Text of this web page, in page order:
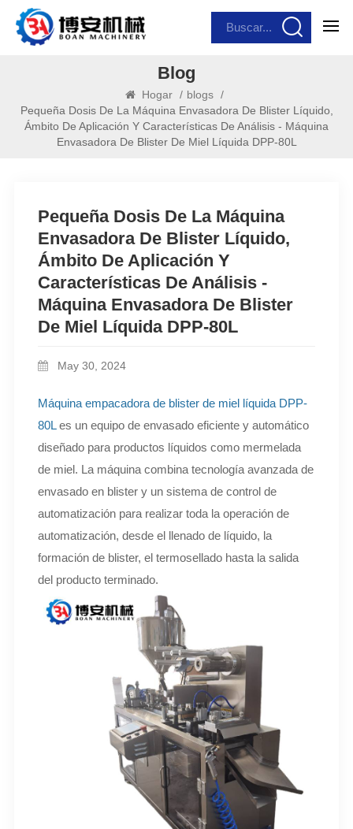
Blog
Hogar / blogs /
Pequeña Dosis De La Máquina Envasadora De Blister Líquido,
Ámbito De Aplicación Y Características De Análisis - Máquina
Envasadora De Blister De Miel Líquida DPP-80L
Pequeña Dosis De La Máquina
Envasadora De Blister Líquido,
Ámbito De Aplicación Y
Características De Análisis -
Máquina Envasadora De Blister
De Miel Líquida DPP-80L
May 30, 2024
Máquina empacadora de blister de miel líquida DPP-
80Les un equipo de envasado eficiente y automático
diseñado para productos líquidos como mermelada
de miel. La máquina combina tecnología avanzada de
envasado en blister y un sistema de control de
automatización para realizar toda la operación de
automatización, desde el llenado de líquido, la
formación de blister, el termosellado hasta la salida
del producto terminado.